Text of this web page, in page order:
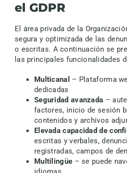
el GDPR
El área privada de la
segura y optimizada de las
o escritas. A continuación se
las principales funcionalidades
Multicanal – Plataforma
dedicadas
Seguridad avanzada –
factores, inicio de sesión
contenidos y archivos
Elevada capacidad de
escritas y verbales,
registradas, campos de
Multilingüe – se puede